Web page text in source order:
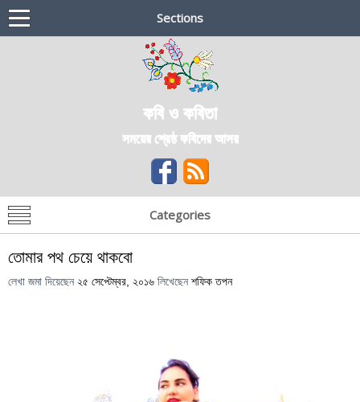
Sections
কবি ও কবিতা
সময়ের শ্রেষ্ঠ কবিদের আসর
Categories
তোমার পথ চেয়ে থাকবো
লেখা জমা দিয়েছেন ২৫ সেপ্টেম্বর, ২০১৬ লিখেছেন শফিক তপন